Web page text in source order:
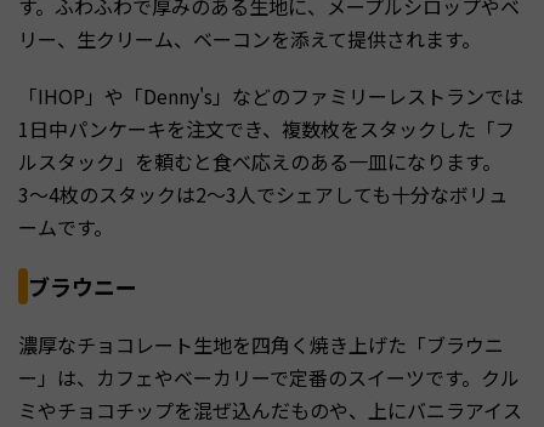
す。ふわふわで厚みのある生地に、メープルシロップやベ
リー、生クリーム、ベーコンを添えて提供されます。
「IHOP」や「Denny's」などのファミリーレストランでは
1日中パンケーキを注文でき、複数枚をスタックした「フ
ルスタック」を頼むと食べ応えのある一皿になります。
3〜4枚のスタックは2〜3人でシェアしても十分なボリュ
ームです。
ブラウニー
濃厚なチョコレート生地を四角く焼き上げた「ブラウニ
ー」は、カフェやベーカリーで定番のスイーツです。クル
ミやチョコチップを混ぜ込んだものや、上にバニラアイス